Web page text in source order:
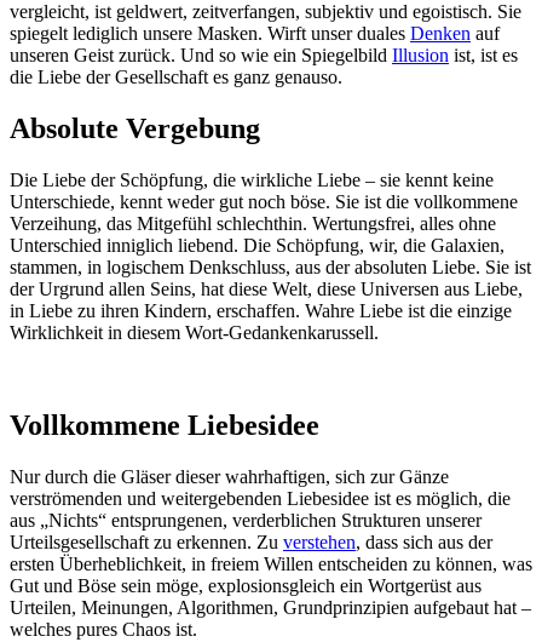
vergleicht, ist geldwert, zeitverfangen, subjektiv und egoistisch. Sie
spiegelt lediglich unsere Masken. Wirft unser duales Denken auf
unseren Geist zurück. Und so wie ein Spiegelbild Illusion ist, ist es
die Liebe der Gesellschaft es ganz genauso.
Absolute Vergebung
Die Liebe der Schöpfung, die wirkliche Liebe – sie kennt keine
Unterschiede, kennt weder gut noch böse. Sie ist die vollkommene
Verzeihung, das Mitgefühl schlechthin. Wertungsfrei, alles ohne
Unterschied inniglich liebend. Die Schöpfung, wir, die Galaxien,
stammen, in logischem Denkschluss, aus der absoluten Liebe. Sie ist
der Urgrund allen Seins, hat diese Welt, diese Universen aus Liebe,
in Liebe zu ihren Kindern, erschaffen. Wahre Liebe ist die einzige
Wirklichkeit in diesem Wort-Gedankenkarussell.
Vollkommene Liebesidee
Nur durch die Gläser dieser wahrhaftigen, sich zur Gänze
verströmenden und weitergebenden Liebesidee ist es möglich, die
aus „Nichts“ entsprungenen, verderblichen Strukturen unserer
Urteilsgesellschaft zu erkennen. Zu verstehen, dass sich aus der
ersten Überheblichkeit, in freiem Willen entscheiden zu können, was
Gut und Böse sein möge, explosionsgleich ein Wortgerüst aus
Urteilen, Meinungen, Algorithmen, Grundprinzipien aufgebaut hat –
welches pures Chaos ist.